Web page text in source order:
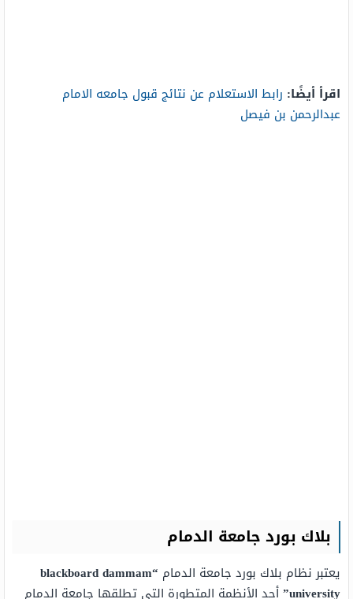
اقرأ أيضًا: رابط الاستعلام عن نتائج قبول جامعه الامام
عبدالرحمن بن فيصل
بلاك بورد جامعة الدمام
يعتبر نظام بلاك بورد جامعة الدمام “blackboard dammam
university” أحد الأنظمة المتطورة التي تطلقها جامعة الدمام